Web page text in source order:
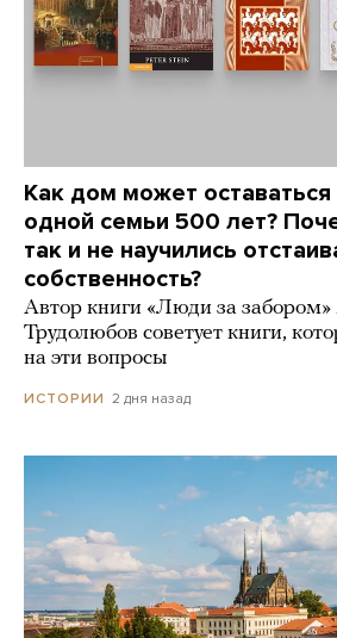
Как дом может
одной семьи 500 лет?
так и не научились
собственность?
Автор книги «Люди за
Трудолюбов советует книги,
на эти вопросы
ИСТОРИИ 2 дня назад